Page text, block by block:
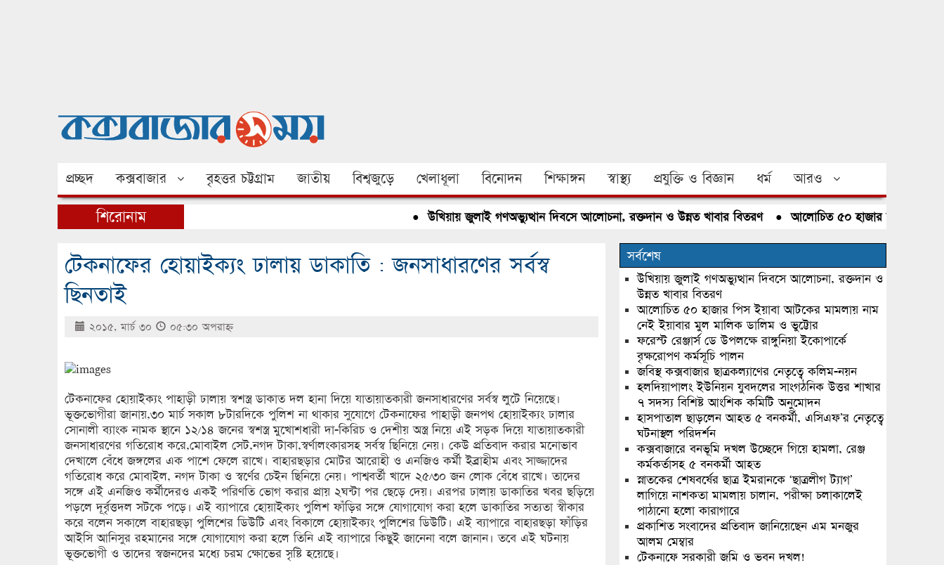
প্রচ্ছদ কক্সবাজার বৃহত্তর চট্টগ্রাম জাতীয় বিশ্বজুড়ে খেলাধূলা বিনোদন শিক্ষাঙ্গন স্বাস্থ্য প্রযুক্তি ও বিজ্ঞান ধর্ম আরও
শিরোনাম উখিয়ায় জুলাই গণঅভ্যুত্থান দিবসে আলোচনা, রক্তদান ও উন্নত খাবার বিতরণ● আলোচিত ৫০ হাজার পিস ইয়াবা
টেকনাফের হোয়াইক্যং ঢালায় ডাকাতি : জনসাধারণের সর্বস্ব
ছিনতাই
২০১৫, মার্চ ৩০ ০৫:৩০ অপরাহ্ণ
টেকনাফের হোয়াইক্যং পাহাড়ী ঢালায় স্বশস্ত্র ডাকাত দল হানা দিয়ে যাতায়াতকারী জনসাধারণের সর্বস্ব লুটে নিয়েছে।
ভূক্তভোগীরা জানায়,৩০ মার্চ সকাল ৮টারদিকে পুলিশ না থাকার সুযোগে টেকনাফের পাহাড়ী জনপথ হোয়াইক্যং ঢালার
সোনালী ব্যাংক নামক স্থানে ১২/১৪ জনের স্বশস্ত্র মুখোশধারী দা-কিরিচ ও দেশীয় অস্ত্র নিয়ে এই সড়ক দিয়ে যাতায়াতকারী
জনসাধারণের গতিরোধ করে,মোবাইল সেট,নগদ টাকা,স্বর্ণালংকারসহ সর্বস্ব ছিনিয়ে নেয়। কেউ প্রতিবাদ করার মনোভাব
দেখালে বেঁধে জঙ্গলের এক পাশে ফেলে রাখে। বাহারছড়ার মোটর আরোহী ও এনজিও কর্মী ইব্রাহীম এবং সাজ্জাদের
গতিরোধ করে মোবাইল, নগদ টাকা ও স্বর্ণের চেইন ছিনিয়ে নেয়। পাশ্ববর্তী খাদে ২৫/৩০ জন লোক বেঁধে রাখে। তাদের
সঙ্গে এই এনজিও কর্মীদেরও একই পরিণতি ভোগ করার প্রায় ২ঘন্টা পর ছেড়ে দেয়। এরপর ঢালায় ডাকাতির খবর ছড়িয়ে
পড়লে দূর্বৃত্তদল সটকে পড়ে। এই ব্যাপারে হোয়াইক্যং পুলিশ ফাঁড়ির সঙ্গে যোগাযোগ করা হলে ডাকাতির সত্যতা স্বীকার
করে বলেন সকালে বাহারছড়া পুলিশের ডিউটি এবং বিকালে হোয়াইক্যং পুলিশের ডিউটি। এই ব্যাপারে বাহারছড়া ফাঁড়ির
আইসি আনিসুর রহমানের সঙ্গে যোগাযোগ করা হলে তিনি এই ব্যাপারে কিছুই জানেনা বলে জানান। তবে এই ঘটনায়
ভূক্তভোগী ও তাদের স্বজনদের মধ্যে চরম ক্ষোভের সৃষ্টি হয়েছে।
সর্বশেষ
উখিয়ায় জুলাই গণঅভ্যুত্থান দিবসে আলোচনা, রক্তদান ও
উন্নত খাবার বিতরণ
আলোচিত ৫০ হাজার পিস ইয়াবা আটকের মামলায় নাম
নেই ইয়াবার মুল মালিক ডালিম ও ভুট্টোর
ফরেস্ট রেঞ্জার্স ডে উপলক্ষে রাঙ্গুনিয়া ইকোপার্কে
বৃক্ষরোপণ কর্মসূচি পালন
জবিস্থ কক্সবাজার ছাত্রকল্যাণের নেতৃত্বে কলিম-নয়ন
হলদিয়াপালং ইউনিয়ন যুবদলের সাংগঠনিক উত্তর শাখার
৭ সদস্য বিশিষ্ট আংশিক কমিটি অনুমোদন
হাসপাতাল ছাড়লেন আহত ৫ বনকর্মী, এসিএফ’র নেতৃত্বে
ঘটনাস্থল পরিদর্শন
কক্সবাজারে বনভূমি দখল উচ্ছেদে গিয়ে হামলা, রেঞ্জ
কর্মকর্তাসহ ৫ বনকর্মী আহত
স্নাতকের শেষবর্ষের ছাত্র ইমরানকে ‘ছাত্রলীগ ট্যাগ’
লাগিয়ে নাশকতা মামলায় চালান, পরীক্ষা চলাকালেই
পাঠানো হলো কারাগারে
প্রকাশিত সংবাদের প্রতিবাদ জানিয়েছেন এম মনজুর
আলম মেম্বার
টেকনাফে সরকারী জমি ও ভবন দখল!